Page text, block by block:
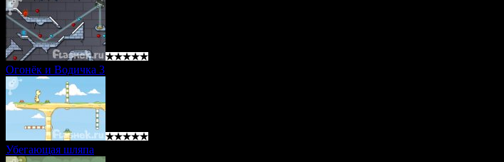
Огонёк и Водичка 3
Убегающая шляпа